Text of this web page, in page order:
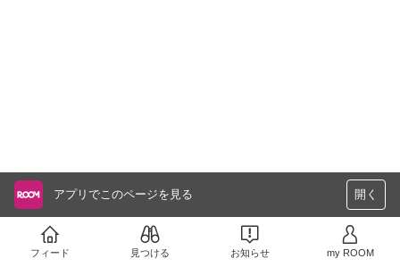
アプリでこのページを見る 開く
フィード 見つける お知らせ my ROOM